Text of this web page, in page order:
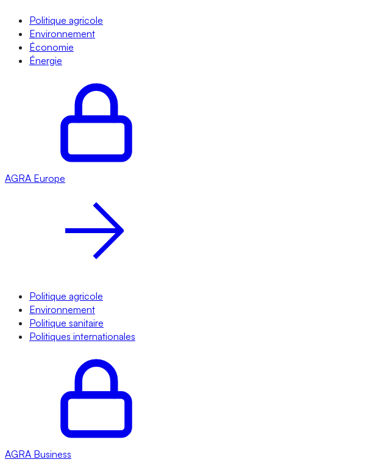
Politique agricole
Environnement
Économie
Énergie
AGRA Europe
Politique agricole
Environnement
Politique sanitaire
Politiques internationales
AGRA Business